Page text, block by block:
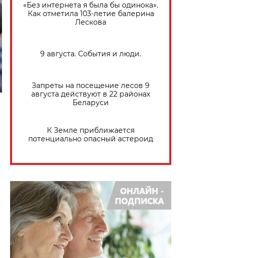
«Без интернета я была бы одинока».
Как отметила 103-летие балерина
Лескова
9 августа. События и люди.
Запреты на посещение лесов 9
августа действуют в 22 районах
Беларуси
К Земле приближается
потенциально опасный астероид